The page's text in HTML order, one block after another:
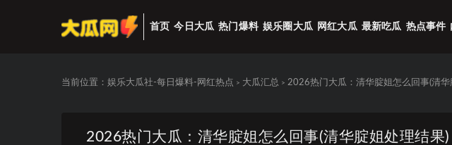
首页 今日大瓜 热门爆料 娱乐圈大瓜 网红大瓜 最新吃瓜 热点事件
当前位置： 娱乐大瓜社-每日爆料-网红热点 > 大瓜汇总 > 2026热门大瓜：清华腚姐怎么回事(清
2026热门大瓜：清华腚姐怎么回事(清华腚姐处理结果